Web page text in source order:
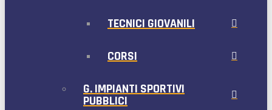
TECNICI GIOVANILI
CORSI
G. IMPIANTI SPORTIVI
PUBBLICI